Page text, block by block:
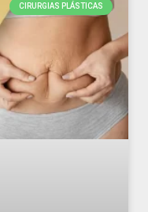
CIRURGIAS PLÁSTICAS